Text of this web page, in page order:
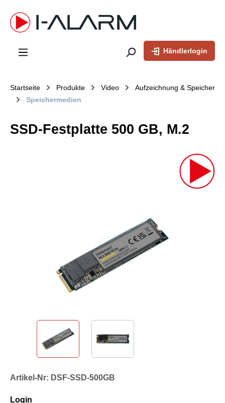
springen
Händlerlogin
Startseite Produkte Video
Aufzeichnung & Speicher
Speichermedien
SSD-Festplatte 500 GB, M.2
Artikel-Nr: DSF-SSD-500GB
Login